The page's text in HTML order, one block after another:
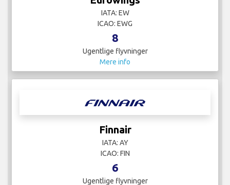
IATA: EW
ICAO: EWG
8
Ugentlige flyvninger
Mere info
Finnair
IATA: AY
ICAO: FIN
6
Ugentlige flyvninger